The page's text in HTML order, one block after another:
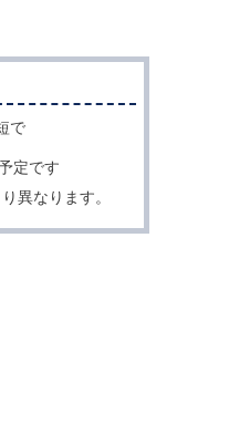
で
定です
異なります。